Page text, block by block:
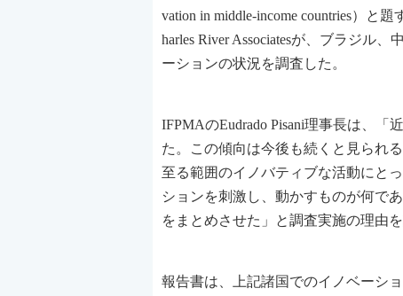
vation in middle-income countries）と
harles River Associatesが、ブラジル
ーションの状況を調査した。
IFPMAのEudrado Pisani理事長は、
た。この傾向は今後も続くと見られ
至る範囲のイノバティブな活動にと
ションを刺激し、動かすものが何で
をまとめさせた」と調査実施の理由を
報告書は、上記諸国でのイノベーシ